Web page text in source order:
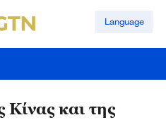
Language
Κίνας και της